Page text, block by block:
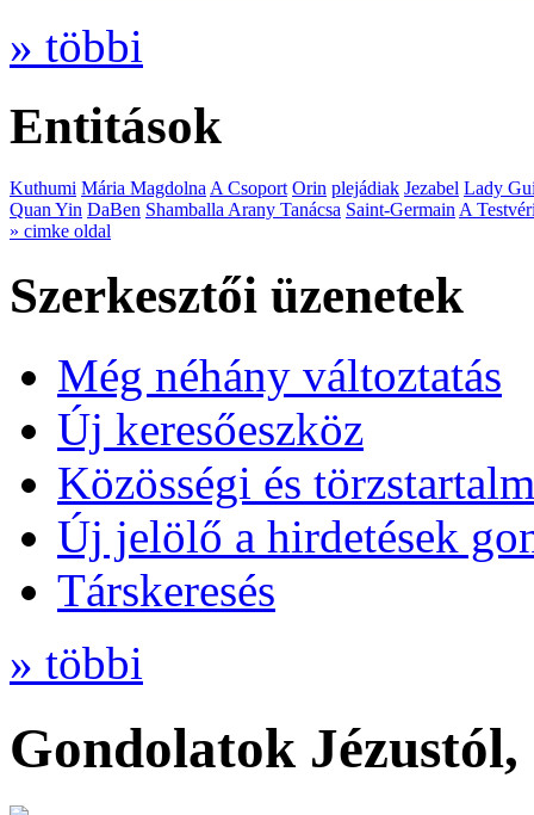
» többi
Entitások
Kuthumi Mária MagdolnaA Csoport Orin plejádiak Jezabel Lady
Quan Yin DaBen Shamballa Arany Tanácsa Saint-GermainA
» cimke oldal
Szerkesztői üzenetek
Még néhány változtatás
Új keresőeszköz
Közösségi és
Új jelölő a hirdetések
Társkeresés
» többi
Gondolatok